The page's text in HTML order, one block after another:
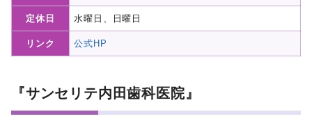
定休日 水曜日、日曜日
リンク 公式HP
『サンセリテ内田歯科医院』